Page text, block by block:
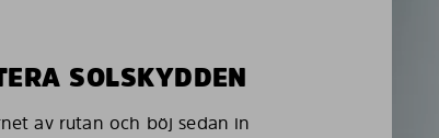
SOLSKYDDEN
av rutan och böj sedan in